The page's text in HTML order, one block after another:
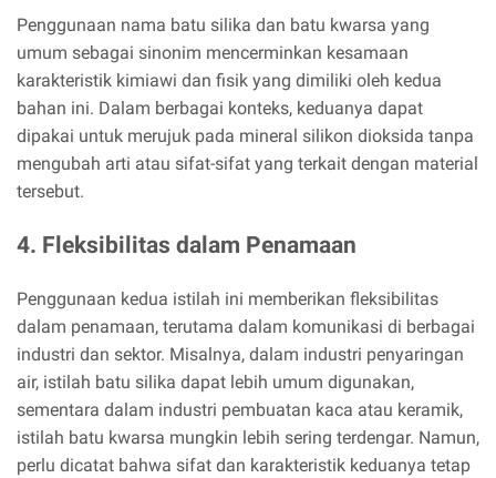
Penggunaan nama batu silika dan batu kwarsa yang
umum sebagai sinonim mencerminkan kesamaan
karakteristik kimiawi dan fisik yang dimiliki oleh kedua
bahan ini. Dalam berbagai konteks, keduanya dapat
dipakai untuk merujuk pada mineral silikon dioksida tanpa
mengubah arti atau sifat-sifat yang terkait dengan material
tersebut.
4. Fleksibilitas dalam Penamaan
Penggunaan kedua istilah ini memberikan fleksibilitas
dalam penamaan, terutama dalam komunikasi di berbagai
industri dan sektor. Misalnya, dalam industri penyaringan
air, istilah batu silika dapat lebih umum digunakan,
sementara dalam industri pembuatan kaca atau keramik,
istilah batu kwarsa mungkin lebih sering terdengar. Namun,
perlu dicatat bahwa sifat dan karakteristik keduanya tetap